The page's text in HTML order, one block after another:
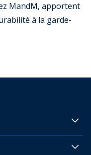
MandM, apportent
à la garde-